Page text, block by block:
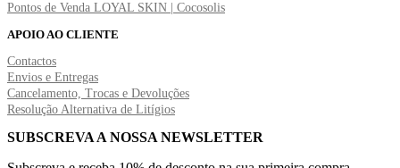
Pontos de Venda LOYAL SKIN | Cocosolis
APOIO AO CLIENTE
Contactos
Envios e Entregas
Cancelamento, Trocas e Devoluções
Resolução Alternativa de Litígios
SUBSCREVA A NOSSA NEWSLETTER